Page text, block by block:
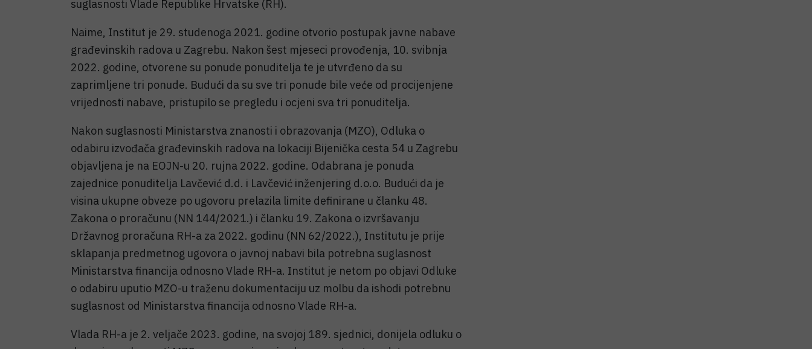
suglasnosti Vlade Republike Hrvatske (RH).
Naime, Institut je 29. studenoga 2021. godine otvorio postupak javne nabave
građevinskih radova u Zagrebu. Nakon šest mjeseci provođenja, 10. svibnja
2022. godine, otvorene su ponude ponuditelja te je utvrđeno da su
zaprimljene tri ponude. Budući da su sve tri ponude bile veće od procijenjene
vrijednosti nabave, pristupilo se pregledu i ocjeni sva tri ponuditelja.
Nakon suglasnosti Ministarstva znanosti i obrazovanja (MZO), Odluka o
odabiru izvođača građevinskih radova na lokaciji Bijenička cesta 54 u Zagrebu
objavljena je na EOJN-u 20. rujna 2022. godine. Odabrana je ponuda
zajednice ponuditelja Lavčević d.d. i Lavčević inženjering d.o.o. Budući da je
visina ukupne obveze po ugovoru prelazila limite definirane u članku 48.
Zakona o proračunu (NN 144/2021.) i članku 19. Zakona o izvršavanju
Državnog proračuna RH-a za 2022. godinu (NN 62/2022.), Institutu je prije
sklapanja predmetnog ugovora o javnoj nabavi bila potrebna suglasnost
Ministarstva financija odnosno Vlade RH-a. Institut je netom po objavi Odluke
o odabiru uputio MZO-u traženu dokumentaciju uz molbu da ishodi potrebnu
suglasnost od Ministarstva financija odnosno Vlade RH-a.
Vlada RH-a je 2. veljače 2023. godine, na svojoj 189. sjednici, donijela odluku o